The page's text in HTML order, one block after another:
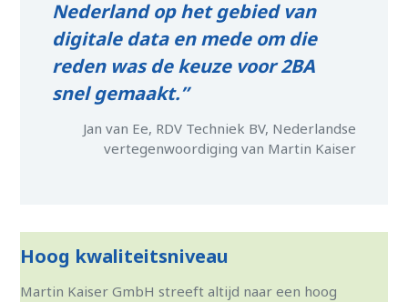
Nederland op het gebied van
digitale data en mede om die
reden was de keuze voor 2BA
snel gemaakt.”
Jan van Ee, RDV Techniek BV, Nederlandse
vertegenwoordiging van Martin Kaiser
Hoog kwaliteitsniveau
Martin Kaiser GmbH streeft altijd naar een hoog